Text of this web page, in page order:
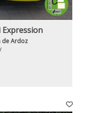
Expression
de Ardoz